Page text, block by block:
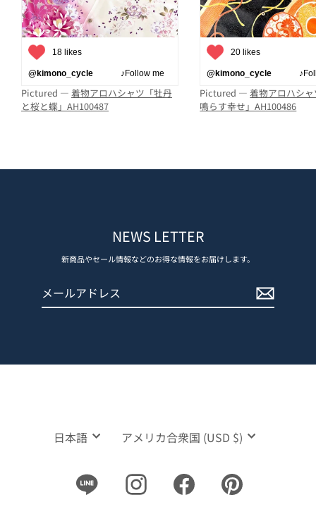
18 likes
@kimono_cycle ♪Follow me
Pictured — 着物アロハシャツ「牡丹
と桜と蝶」AH100487
20 likes
@kimono_cycle
Pictured —着物アロハシ
鳴らす幸せ」AH100486
NEWS LETTER
新商品やセール情報などのお得な情報をお届けします。
言
日本語
通
アメリカ合衆国 (USD $)
Instagram Facebook